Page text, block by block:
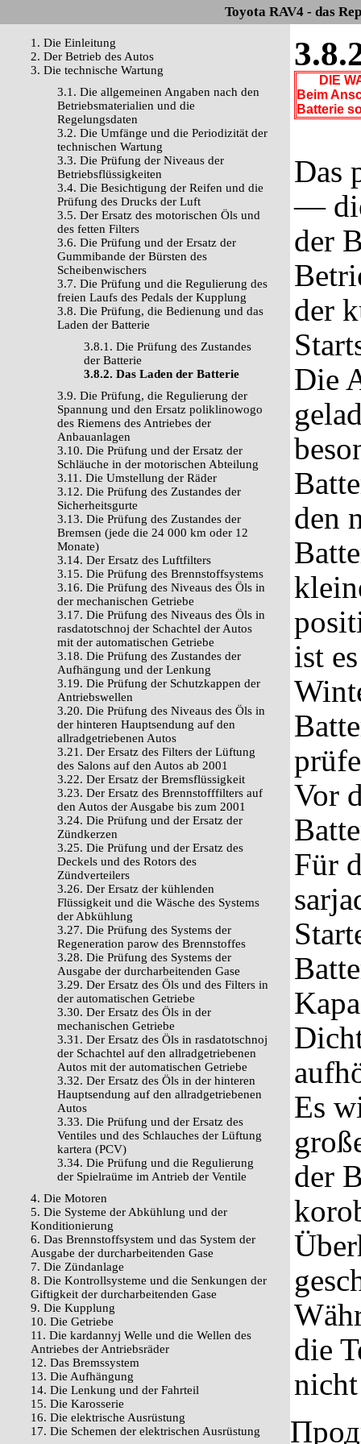
Toyota RAV4 - das
1. Die Einleitung
2. Der Betrieb des Autos
3. Die technische Wartung
3.1. Die allgemeinen Angaben nach den
Betriebsmaterialien und die
Regelungsdaten
3.2. Die Umfänge und die Periodizität der
technischen Wartung
3.3. Die Prüfung der Niveaus der
Betriebsflüssigkeiten
3.4. Die Besichtigung der Reifen und die
Prüfung des Drucks der Luft
3.5. Der Ersatz des motorischen Öls und
des fetten Filters
3.6. Die Prüfung und der Ersatz der
Gummibande der Bürsten des
Scheibenwischers
3.7. Die Prüfung und die Regulierung des
freien Laufs des Pedals der Kupplung
3.8. Die Prüfung, die Bedienung und das
Laden der Batterie
3.8.1. Die Prüfung des Zustandes
der Batterie
3.8.2. Das Laden der Batterie
3.9. Die Prüfung, die Regulierung der
Spannung und den Ersatz poliklinowogo
des Riemens des Antriebes der
Anbauanlagen
3.10. Die Prüfung und der Ersatz der
Schläuche in der motorischen Abteilung
3.11. Die Umstellung der Räder
3.12. Die Prüfung des Zustandes der
Sicherheitsgurte
3.13. Die Prüfung des Zustandes der
Bremsen (jede die 24 000 km oder 12
Monate)
3.14. Der Ersatz des Luftfilters
3.15. Die Prüfung des Brennstoffsystems
3.16. Die Prüfung des Niveaus des Öls in
der mechanischen Getriebe
3.17. Die Prüfung des Niveaus des Öls in
rasdatotschnoj der Schachtel der Autos
mit der automatischen Getriebe
3.18. Die Prüfung des Zustandes der
Aufhängung und der Lenkung
3.19. Die Prüfung der Schutzkappen der
Antriebswellen
3.20. Die Prüfung des Niveaus des Öls in
der hinteren Hauptsendung auf den
allradgetriebenen Autos
3.21. Der Ersatz des Filters der Lüftung
des Salons auf den Autos ab 2001
3.22. Der Ersatz der Bremsflüssigkeit
3.23. Der Ersatz des Brennstofffilters auf
den Autos der Ausgabe bis zum 2001
3.24. Die Prüfung und der Ersatz der
Zündkerzen
3.25. Die Prüfung und der Ersatz des
Deckels und des Rotors des
Zündverteilers
3.26. Der Ersatz der kühlenden
Flüssigkeit und die Wäsche des Systems
der Abkühlung
3.27. Die Prüfung des Systems der
Regeneration parow des Brennstoffes
3.28. Die Prüfung des Systems der
Ausgabe der durcharbeitenden Gase
3.29. Der Ersatz des Öls und des Filters in
der automatischen Getriebe
3.30. Der Ersatz des Öls in der
mechanischen Getriebe
3.31. Der Ersatz des Öls in rasdatotschnoj
der Schachtel auf den allradgetriebenen
Autos mit der automatischen Getriebe
3.32. Der Ersatz des Öls in der hinteren
Hauptsendung auf den allradgetriebenen
Autos
3.33. Die Prüfung und der Ersatz des
Ventiles und des Schlauches der Lüftung
kartera (PCV)
3.34. Die Prüfung und die Regulierung
der Spielraüme im Antrieb der Ventile
4. Die Motoren
5. Die Systeme der Abkühlung und der
Konditionierung
6. Das Brennstoffsystem und das System der
Ausgabe der durcharbeitenden Gase
7. Die Zündanlage
8. Die Kontrollsysteme und die Senkungen der
Giftigkeit der durcharbeitenden Gase
9. Die Kupplung
10. Die Getriebe
11. Die kardannyj Welle und die Wellen des
Antriebes der Antriebsräder
12. Das Bremssystem
13. Die Aufhängung
14. Die Lenkung und der Fahrteil
15. Die Karosserie
16. Die elektrische Ausrüstung
17. Die Schemen der elektrischen Ausrüstung
DIE
Beim
Batterie
Das
—
der
der
Die
den
ist
Vor
Für
Es
der
die